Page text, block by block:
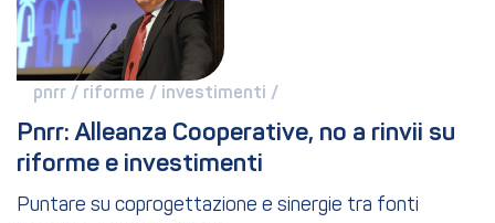
pnrr / riforme / investimenti /
Pnrr: Alleanza Cooperative, no a rinvii su
riforme e investimenti
Puntare su coprogettazione e sinergie tra fonti